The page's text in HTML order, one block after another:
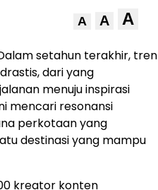
A A A
setahun terakhir, tren
dari yang
menuju inspirasi
mencari resonansi
perkotaan yang
destinasi yang mampu
kreator konten